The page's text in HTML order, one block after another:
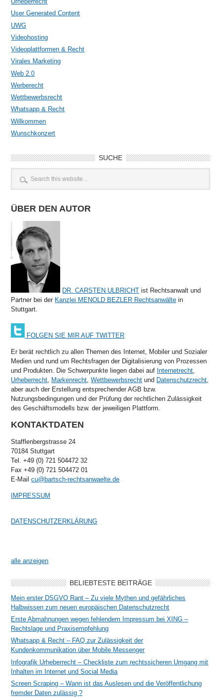
User Generated Content
UWG
Videohosting
Videoplattformen & Recht
Virales Marketing
Web 2.0
Werberecht
Wettbewerbsrecht
Whatsapp & Recht
Willkommen
Wunschkonzert
SUCHE
ÜBER DEN AUTOR
DR. CARSTEN ULBRICHT ist Rechtsanwalt und
Partner bei der Kanzlei MENOLD BEZLER Rechtsanwälte in
Stuttgart.
FOLGEN SIE MIR AUF TWITTER
Er berät rechtlich zu allen Themen des Internet, Mobiler und Sozialer
Medien und rund um Rechtsfragen der Digitalisierung von Prozessen
und Produkten. Die Schwerpunkte liegen dabei auf Internetrecht
Urheberrecht
Markenrecht ,Wettbewerbsrecht und Datenschutzrecht
aber auch der Erstellung entsprechender AGB bzw.
Nutzungsbedingungen und der Prüfung der rechtlichen Zulässigkeit
des Geschäftsmodells bzw. der jeweiligen Plattform.
KONTAKTDATEN
Stafflenbergstrasse 24
70184 Stuttgart
Tel. +49 (0) 721 504472 32
Fax +49 (0) 721 504472 01
E-Mailcu@bartsch-rechtsanwaelte.de
IMPRESSUM
DATENSCHUTZERKLÄRUNG
alle anzeigen
BELIEBTESTE BEITRÄGE
Mein erster DSGVO Rant – Zu viele Mythen und gefährliches
Halbwissen zum neuen europäischen Datenschutzrecht
Erste Abmahnungen wegen fehlendem Impressum bei XING –
Rechtslage und Praxisempfehlung
Whatsapp & Recht – FAQ zur Zulässigkeit der
Kundenkommunikation über Mobile Messenger
Infografik Urheberrecht – Checkliste zum rechtssicheren Umgang mit
Inhalten im Internet und Social Media
Screen Scraping – Wann ist das Auslesen und die Veröffentlichung
fremder Daten zulässig ?